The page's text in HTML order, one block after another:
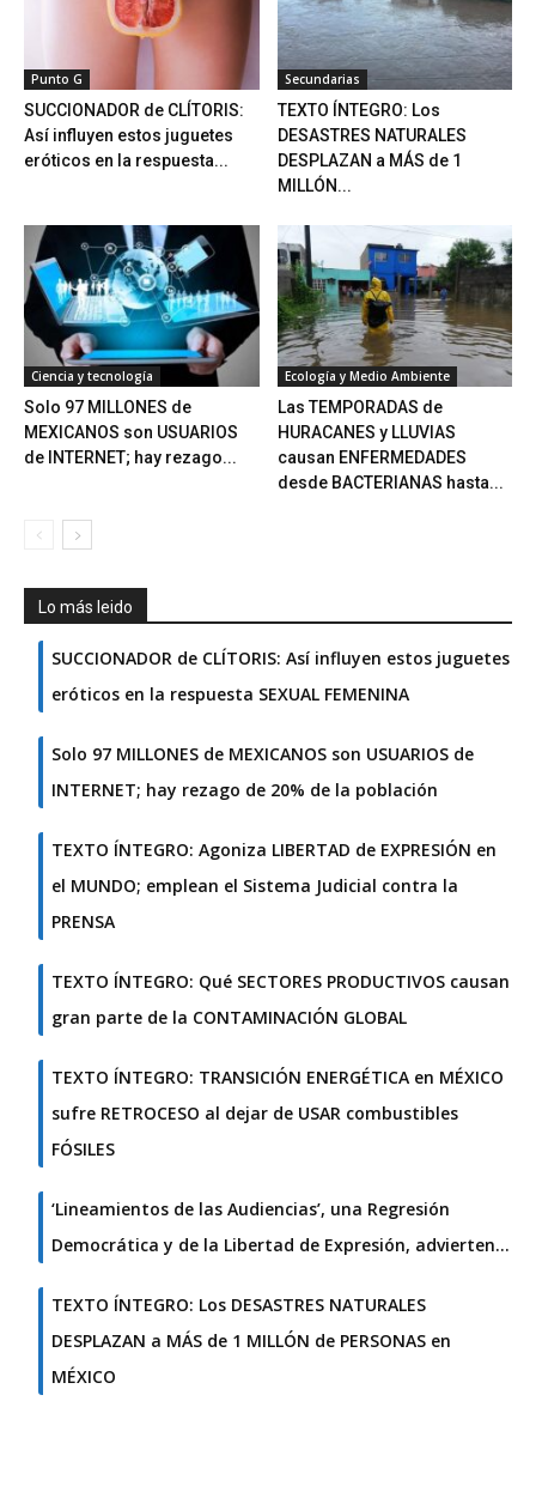
Punto G
SUCCIONADOR de CLÍTORIS:
Así influyen estos juguetes
eróticos en la respuesta...
Secundarias
TEXTO ÍNTEGRO: Los
DESASTRES NATURALES
DESPLAZAN a MÁS de 1
MILLÓN...
Ciencia y tecnología
Solo 97 MILLONES de
MEXICANOS son USUARIOS
de INTERNET; hay rezago...
Ecología y Medio Ambiente
Las TEMPORADAS de
HURACANES y LLUVIAS
causan ENFERMEDADES
desde BACTERIANAS hasta...
Lo más leido
SUCCIONADOR de CLÍTORIS: Así influyen estos juguetes
eróticos en la respuesta SEXUAL FEMENINA
Solo 97 MILLONES de MEXICANOS son USUARIOS de
INTERNET; hay rezago de 20% de la población
TEXTO ÍNTEGRO: Agoniza LIBERTAD de EXPRESIÓN en
el MUNDO; emplean el Sistema Judicial contra la
PRENSA
TEXTO ÍNTEGRO: Qué SECTORES PRODUCTIVOS causan
gran parte de la CONTAMINACIÓN GLOBAL
TEXTO ÍNTEGRO: TRANSICIÓN ENERGÉTICA en MÉXICO
sufre RETROCESO al dejar de USAR combustibles
FÓSILES
‘Lineamientos de las Audiencias’, una Regresión
Democrática y de la Libertad de Expresión, advierten…
TEXTO ÍNTEGRO: Los DESASTRES NATURALES
DESPLAZAN a MÁS de 1 MILLÓN de PERSONAS en
MÉXICO